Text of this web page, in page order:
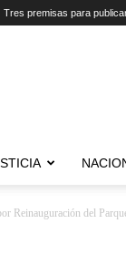
Tres premisas para
Reinauguración del